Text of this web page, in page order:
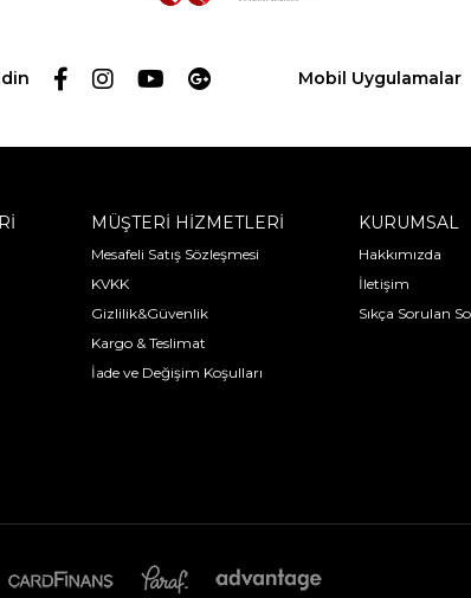
Mobil Uygulamalar
MÜŞTERİ HİZMETLERİ
Mesafeli Satış Sözleşmesi
KVKK
Gizlilik&Güvenlik
Kargo & Teslimat
İade ve Değişim Koşulları
KURUMSAL
Hakkımızda
İletişim
Sıkça Sorulan